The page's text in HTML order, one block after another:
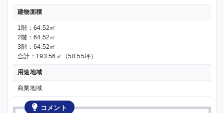
建物面積
1階：64.52㎡
2階：64.52㎡
3階：64.52㎡
合計：193.56㎡（58.55坪）
用途地域
商業地域
コメント